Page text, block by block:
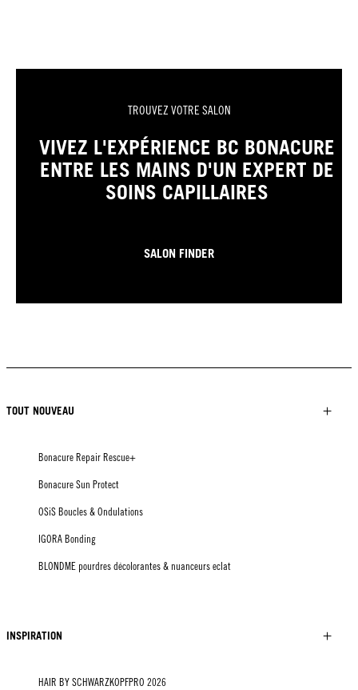
TROUVEZ VOTRE SALON
VIVEZ L'EXPÉRIENCE BC BONACURE
ENTRE LES MAINS D'UN EXPERT DE
SOINS CAPILLAIRES
SALON FINDER
TOUT NOUVEAU
Bonacure Repair Rescue+
Bonacure Sun Protect
OSiS Boucles & Ondulations
IGORA Bonding
BLONDME pourdres décolorantes & nuanceurs eclat
INSPIRATION
HAIR BY SCHWARZKOPFPRO 2026